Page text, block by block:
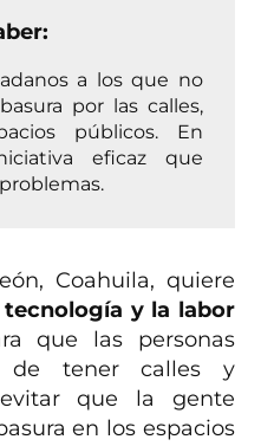
a los que no
por las calles,
públicos. En
eficaz que
Coahuila, quiere
y la labor
que las personas
de tener calles y
que la gente
en los espacios